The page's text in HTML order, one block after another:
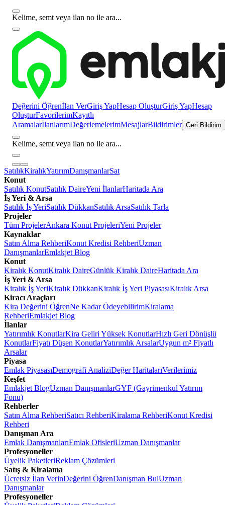
Kelime, semt veya ilan no ile ara...
Değerini Öğrenİlan VerGiriş YapHesap OluşturGiriş YapHesap
OluşturFavorilerimKayıtlı
AramalarİlanlarımDeğerlemelerimMesajlarBildirimler Geri Bildirim
Kelime, semt veya ilan no ile ara...
SatılıkKiralıkYatırımDanışmanlarSat
Konut
Satılık KonutSatılık DaireYeni İlanlarHaritada Ara
İş Yeri & Arsa
Satılık İş YeriSatılık DükkanSatılık ArsaSatılık Tarla
Projeler
Tüm ProjelerAnkara Konut ProjeleriYeni Projeler
Kaynaklar
Satın Alma RehberiKonut Kredisi RehberiUzman
DanışmanlarEmlakjet Blog
Konut
Kiralık KonutKiralık DaireGünlük Kiralık DaireHaritada Ara
İş Yeri & Arsa
Kiralık İş YeriKiralık DükkanKiralık İş Yeri PiyasasıKiralık Arsa
Kiracı Araçları
Kira Değerini ÖğrenNe Kadar ÖdeyebilirimKiralama
RehberiEmlakjet Blog
İlanlar
Yatırımlık KonutlarKira Geliri Yüksek KonutlarHızlı Geri Dönüşlü
KonutlarFiyatı Düşen KonutlarYatırımlık ArsalarUygun m² Fiyatlı
Arsalar
Piyasa
Emlak PiyasasıDemografi AnaliziDeğer HaritalarıVerilerimiz
Keşfet
Emlakjet BlogUzman DanışmanlarGYF (Gayrimenkul Yatırım
Fonu)
Rehberler
Satın Alma RehberiSatıcı RehberiKiralama RehberiKonut Kredisi
Rehberi
Danışman Ara
Emlak DanışmanlarıEmlak OfisleriUzman Danışmanlar
Profesyoneller
Üyelik PaketleriReklam Çözümleri
Satış & Kiralama
Ücretsiz İlan VerinDeğerini ÖğrenDanışman BulUzman
Danışmanlar
Profesyoneller